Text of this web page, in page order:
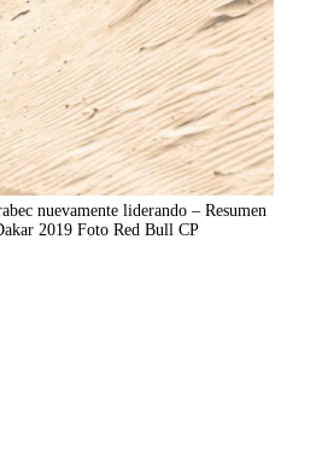
nuevamente liderando – Resumen
2019 Foto Red Bull CP